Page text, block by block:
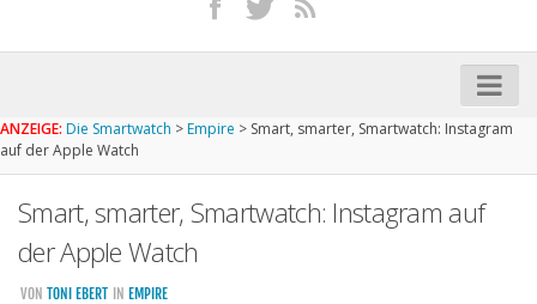
iPhone kaufen
Startseite
Kommende Smartwatches
Marken und Modelle
ANZEIGE: Die Smartwatch >Empire > Smart, smarter, Smartwatch: Instagram
auf der Apple Watch
Smart, smarter, Smartwatch: Instagram auf
der Apple Watch
VON TONI EBERT IN EMPIRE